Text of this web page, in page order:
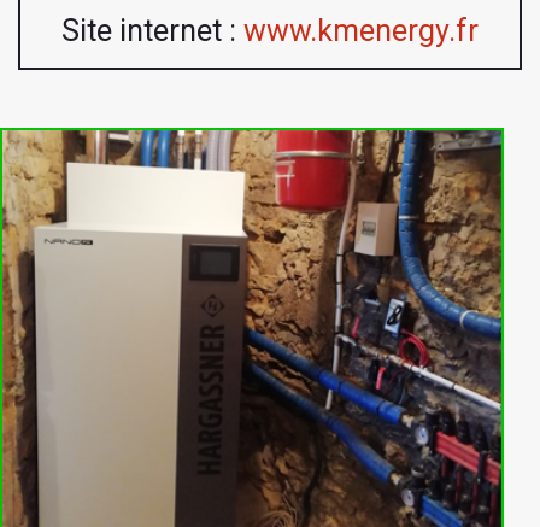
Site internet : www.kmenergy.fr